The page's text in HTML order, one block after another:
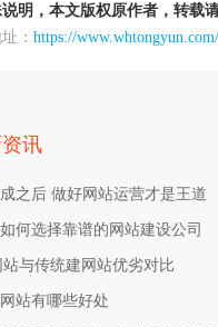
明，本文版权原作者，转载
： https://
讯
之后 做好网站运营才是王道
何选择靠谱的网站建设公司
与传统建网站优劣对比
站有哪些好处